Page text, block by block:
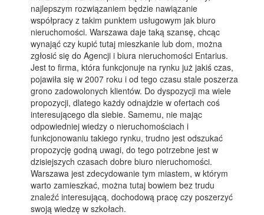
najlepszym rozwiązaniem będzie nawiązanie
współpracy z takim punktem usługowym jak biuro
nieruchomości. Warszawa daje taką szansę, chcąc
wynająć czy kupić tutaj mieszkanie lub dom, można
zgłosić się do Agencji i biura nieruchomości Entarius.
Jest to firma, która funkcjonuje na rynku już jakiś czas,
pojawiła się w 2007 roku i od tego czasu stale poszerza
grono zadowolonych klientów. Do dyspozycji ma wiele
propozycji, dlatego każdy odnajdzie w ofertach coś
interesującego dla siebie. Samemu, nie mając
odpowiedniej wiedzy o nieruchomościach i
funkcjonowaniu takiego rynku, trudno jest odszukać
propozycję godną uwagi, do tego potrzebne jest w
dzisiejszych czasach dobre biuro nieruchomości.
Warszawa jest zdecydowanie tym miastem, w którym
warto zamieszkać, można tutaj bowiem bez trudu
znaleźć interesującą, dochodową pracę czy poszerzyć
swoją wiedzę w szkołach.